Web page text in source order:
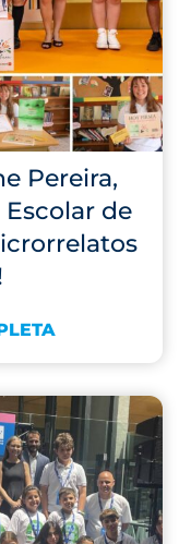
Pereira,
de